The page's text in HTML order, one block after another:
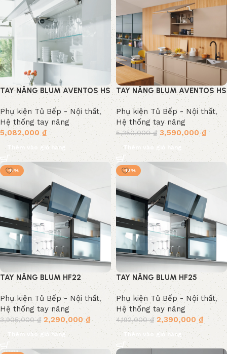
TAY NÂNG BLUM AVENTOS HS
Phụ kiện Tủ Bếp - Nội thất,
Hệ thống tay nâng
5,082,000 ₫
Thêm vào giỏ hàng
TAY NÂNG BLUM AVENTOS HS
TOP
Phụ kiện Tủ Bếp - Nội thất,
Hệ thống tay nâng
5,350,000₫ 3,590,000₫
Thêm vào giỏ hàng
-41%
TAY NÂNG BLUM HF22
Phụ kiện Tủ Bếp - Nội thất,
Hệ thống tay nâng
3,905,000₫ 2,290,000₫
Thêm vào giỏ hàng
-43%
TAY NÂNG BLUM HF25
Phụ kiện Tủ Bếp - Nội thất,
Hệ thống tay nâng
4,192,000₫ 2,390,000 ₫
Thêm vào giỏ hàng